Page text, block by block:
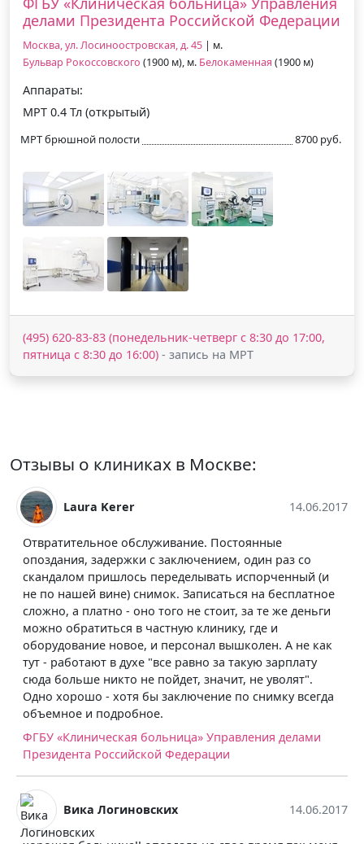
делами Президента Российской Федерации
Москва, ул. Лосиноостровская, д. 45 | м.
Бульвар Рокоссовского (1900 м), м. Белокаменная (1900 м)
Аппараты:
МРТ 0.4 Тл (открытый)
МРТ брюшной полости 8700 руб.
(495) 620-83-83 (понедельник-четверг c 8:30 до 17:00,
пятница c 8:30 до 16:00) - запись на МРТ
Отзывы о клиниках в Москве:
Kerer
обслуживание. Постоянные
задержки с заключением, один раз со
пришлось переделывать испорченный (и
вине) снимок. Записаться на бесплатное
- оно того не стоит, за те же деньги
в частную клинику, где и
новое, и персонал вышколен. А не как
в духе "все равно за такую зарплату
никто не пойдет, значит, не уволят".
- хотя бы заключение по снимку всегда
подробное.
больница» Управления делами
Российской Федерации
Логиновских
центра на
МРТ
то что
также
клинику!
ЛДЦ МИБС
Очень
занято,